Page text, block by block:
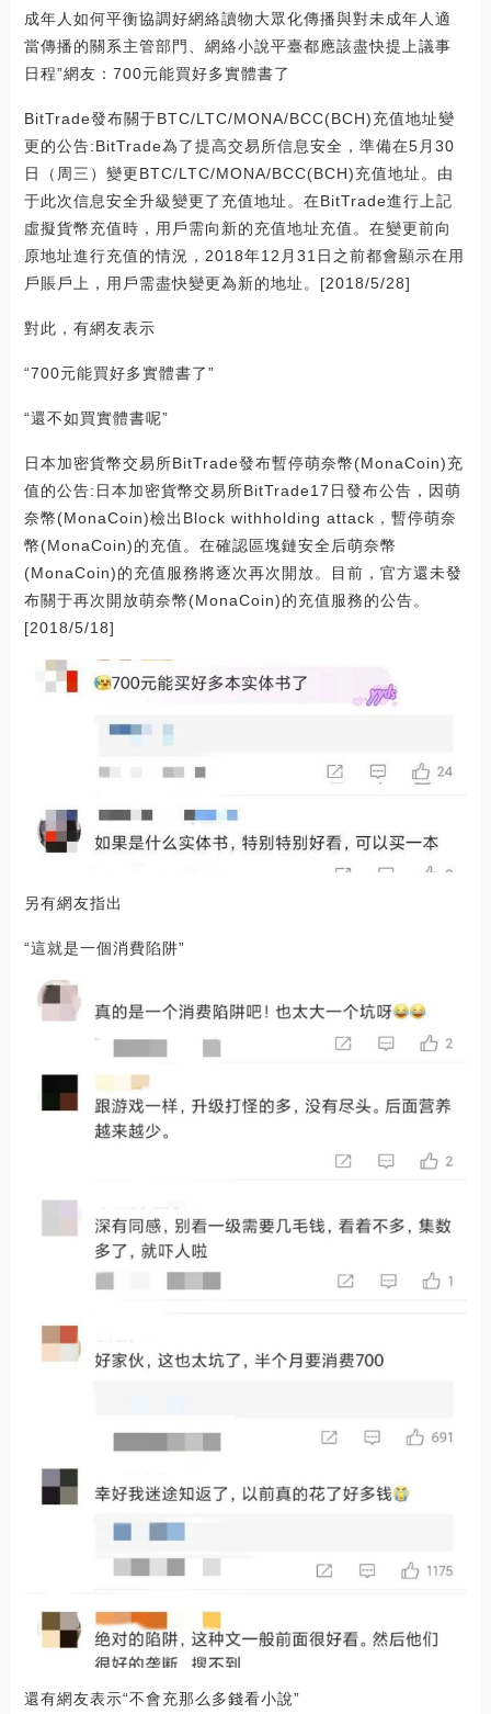
成年人如何平衡協調好網絡讀物大眾化傳播與對未成年人適
當傳播的關系主管部門、網絡小說平臺都應該盡快提上議事
日程”網友：700元能買好多實體書了
BitTrade發布關于BTC/LTC/MONA/BCC(BCH)充值地址變
更的公告:BitTrade為了提高交易所信息安全，準備在5月30
日（周三）變更BTC/LTC/MONA/BCC(BCH)充值地址。由
于此次信息安全升級變更了充值地址。在BitTrade進行上記
虛擬貨幣充值時，用戶需向新的充值地址充值。在變更前向
原地址進行充值的情況，2018年12月31日之前都會顯示在用
戶賬戶上，用戶需盡快變更為新的地址。[2018/5/28]
對此，有網友表示
“700元能買好多實體書了”
“還不如買實體書呢”
日本加密貨幣交易所BitTrade發布暫停萌奈幣(MonaCoin)充
值的公告:日本加密貨幣交易所BitTrade17日發布公告，因萌
奈幣(MonaCoin)檢出Block withholding attack，暫停萌奈
幣(MonaCoin)的充值。在確認區塊鏈安全后萌奈幣
(MonaCoin)的充值服務將逐次再次開放。目前，官方還未發
布關于再次開放萌奈幣(MonaCoin)的充值服務的公告。
[2018/5/18]
另有網友指出
“這就是一個消費陷阱”
還有網友表示“不會充那么多錢看小說”